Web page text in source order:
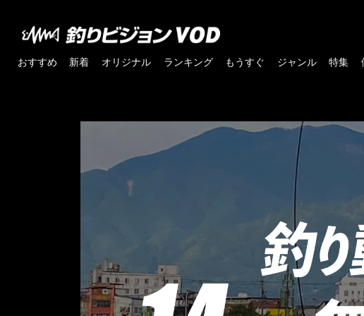
おすすめ 新着 オリジナル ランキング もうすぐ ジャンル 特集